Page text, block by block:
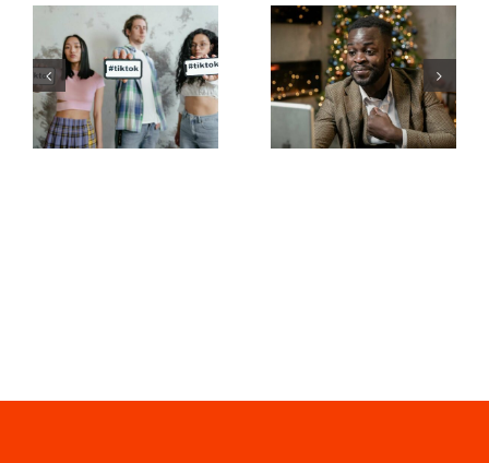
Die besten
Video-
Editing-
Apps für
TikTok-
Wie man
Follower auf
LinkedIn
ausblendet,
um die
Privatsphäre